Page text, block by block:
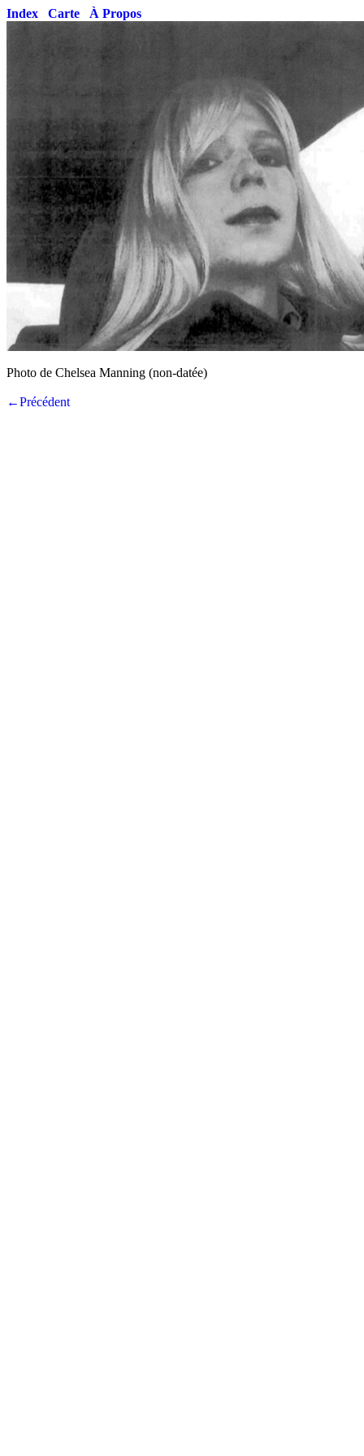
Index Carte À Propos
Photo de Chelsea Manning (non-datée)
←Précédent